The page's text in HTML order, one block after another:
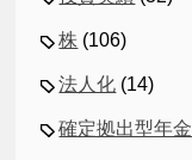
株 (106)
法人化 (14)
確定拠出型年金